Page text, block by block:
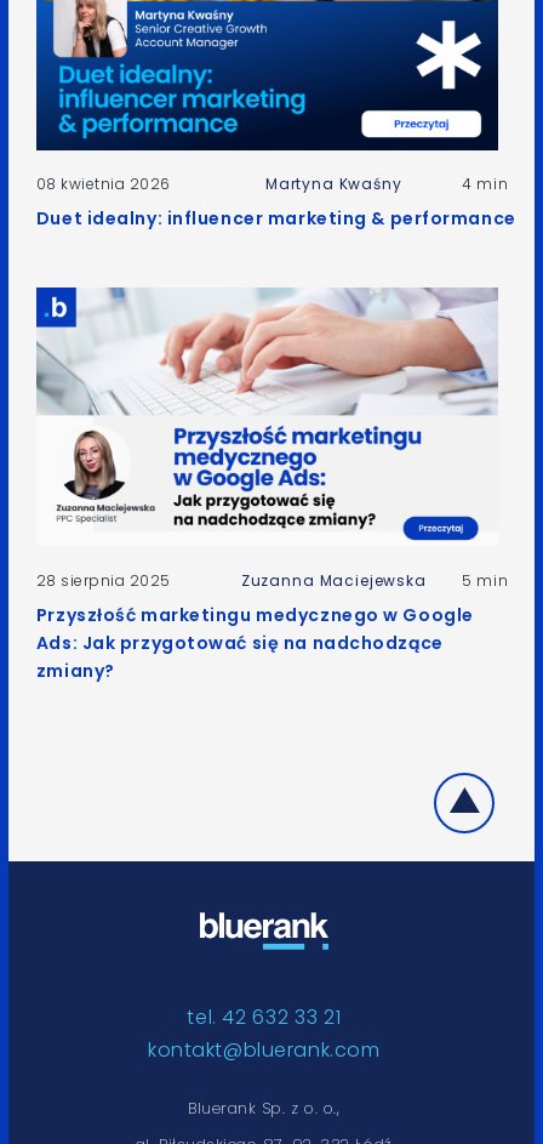
08 kwietnia 2026 Martyna Kwaśny 4 min
Duet idealny: influencer marketing & performance
28 sierpnia 2025 Zuzanna Maciejewska 5 min
Przyszłość marketingu medycznego w Google
Ads: Jak przygotować się na nadchodzące
zmiany?
tel. 42 632 33 21
kontakt@bluerank.com
Bluerank Sp. z o. o.,